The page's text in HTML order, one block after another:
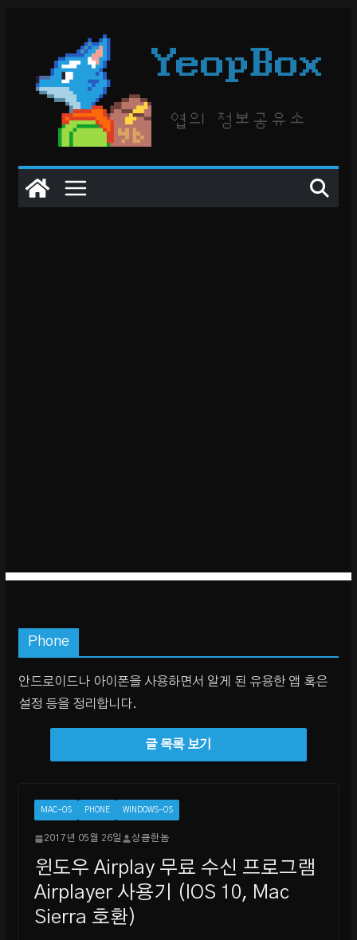
YeopBox
엽의 정보공유소
Phone
안드로이드나 아이폰을 사용하면서 알게 된 유용한 앱 혹은
설정 등을 정리합니다.
MAC-OS PHONE WINDOWS-OS
2017년 05월 26일 상큼한놈
윈도우 Airplay 무료 수신 프로그램
Airplayer 사용기 (IOS 10, Mac
Sierra 호환)